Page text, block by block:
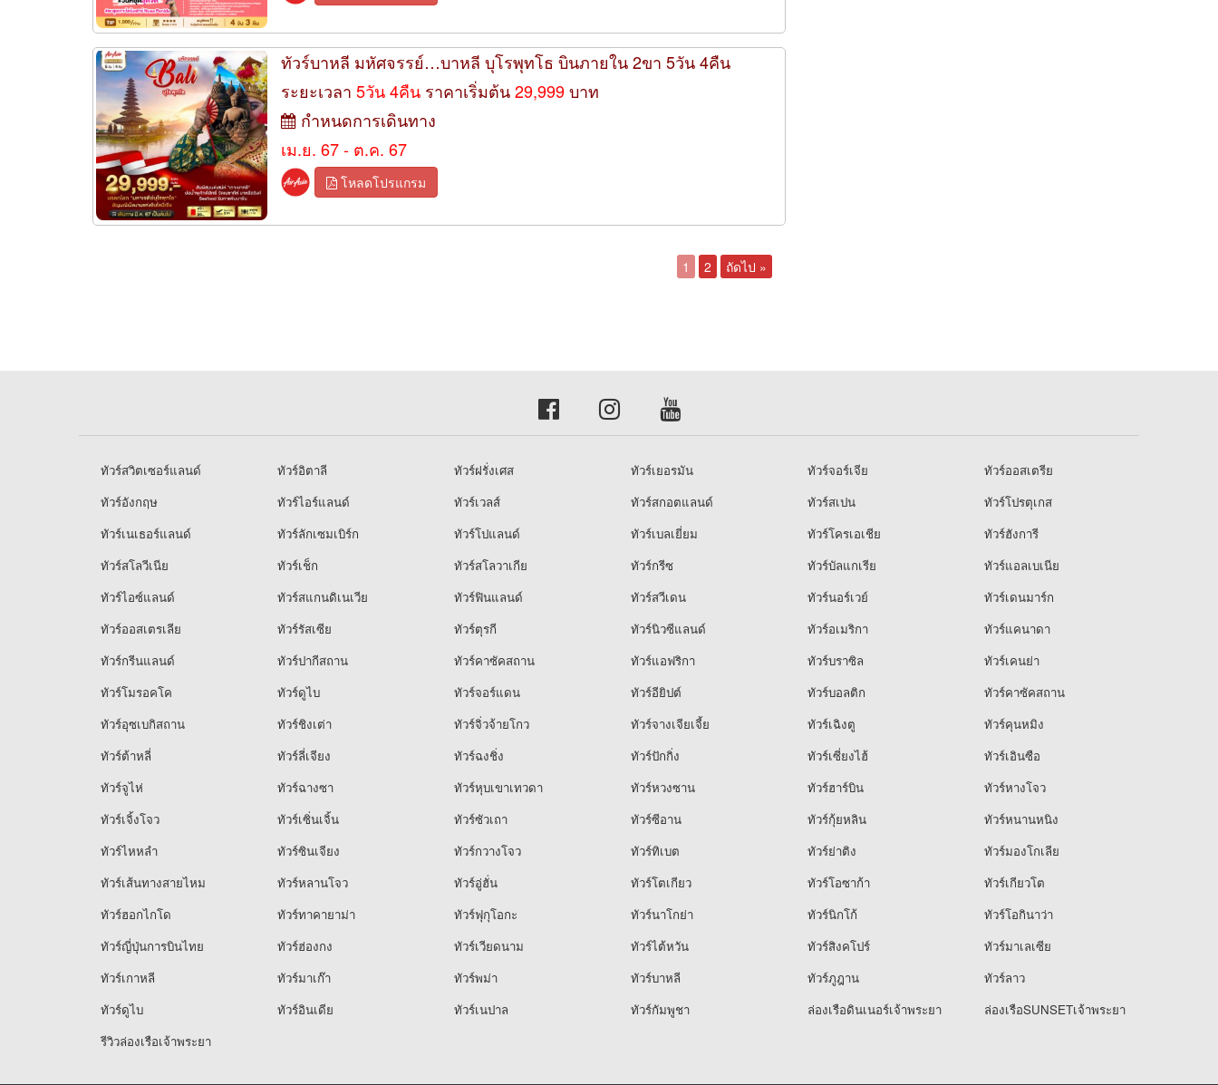
ทัวร์บาหลี มหัศจรรย์…บาหลี บุโรพุทโธ บินภายใน 2ขา 5วัน 4คืน
ระยะเวลา5วัน 4คืน ราคาเริ่มต้น29,999บาท
กำหนดการเดินทาง
เม.ย. 67 - ต.ค. 67
โหลดโปรแกรม
1 2 ถัดไป »
ทัวร์สวิตเซอร์แลนด์ ทัวร์อิตาลี ทัวร์ฝรั่งเศส ทัวร์เยอรมัน ทัวร์จอร์เจีย
ทัวร์ออสเตรีย
ทัวร์อังกฤษ
ทัวร์ไอร์แลนด์ ทัวร์เวลส์ ทัวร์สกอตแลนด์ ทัวร์สเปน
ทัวร์โปรตุเกส
ทัวร์เนเธอร์แลนด์
ทัวร์ลักเซมเบิร์ก ทัวร์โปแลนด์ ทัวร์เบลเยี่ยม ทัวร์โครเอเชีย
ทัวร์ฮังการี
ทัวร์สโลวีเนีย
ทัวร์เช็ก ทัวร์สโลวาเกีย ทัวร์กรีซ ทัวร์บัลแกเรีย
ทัวร์แอลเบเนีย
ทัวร์ไอซ์แลนด์
ทัวร์สแกนดิเนเวีย ทัวร์ฟินแลนด์ ทัวร์สวีเดน ทัวร์นอร์เวย์
ทัวร์เดนมาร์ก
ทัวร์ออสเตรเลีย
ทัวร์รัสเซีย ทัวร์ตุรกี ทัวร์นิวซีแลนด์ ทัวร์อเมริกา
ทัวร์แคนาดา
ทัวร์กรีนแลนด์
ทัวร์ปากีสถาน ทัวร์คาซัคสถาน ทัวร์แอฟริกา ทัวร์บราซิล
ทัวร์เคนย่า
ทัวร์โมรอคโค
ทัวร์ดูไบ ทัวร์จอร์แดน ทัวร์อียิปต์ ทัวร์บอลติก
ทัวร์คาซัคสถาน
ทัวร์อุซเบกิสถาน
ทัวร์ชิงเต่า ทัวร์จิ่วจ้ายโกว ทัวร์จางเจียเจี้ย ทัวร์เฉิงตู
ทัวร์คุนหมิง
ทัวร์ต้าหลี่
ทัวร์ลี่เจียง ทัวร์ฉงชิ่ง ทัวร์ปักกิ่ง ทัวร์เซี่ยงไฮ้
ทัวร์เอินซือ
ทัวร์จูไห่
ทัวร์ฉางซา ทัวร์หุบเขาเทวดา ทัวร์หวงซาน ทัวร์ฮาร์บิน
ทัวร์หางโจว
ทัวร์เจิ้งโจว
ทัวร์เซิ่นเจิ้น ทัวร์ซัวเถา ทัวร์ซีอาน ทัวร์กุ้ยหลิน
ทัวร์หนานหนิง
ทัวร์ไหหลำ
ทัวร์ซินเจียง ทัวร์กวางโจว ทัวร์ทิเบต ทัวร์ย่าติง
ทัวร์มองโกเลีย
ทัวร์เส้นทางสายไหม
ทัวร์หลานโจว ทัวร์อู่ฮั่น ทัวร์โตเกียว ทัวร์โอซาก้า
ทัวร์เกียวโต
ทัวร์ฮอกไกโด
ทัวร์ทาคายาม่า ทัวร์ฟุกุโอกะ ทัวร์นาโกย่า ทัวร์นิกโก้
ทัวร์โอกินาว่า
ทัวร์ญี่ปุ่นการบินไทย
ทัวร์ฮ่องกง ทัวร์เวียดนาม ทัวร์ไต้หวัน ทัวร์สิงคโปร์
ทัวร์มาเลเซีย
ทัวร์เกาหลี
ทัวร์มาเก๊า ทัวร์พม่า ทัวร์บาหลี ทัวร์ภูฎาน
ทัวร์ลาว
ทัวร์ดูไบ
ทัวร์อินเดีย ทัวร์เนปาล ทัวร์กัมพูชา ล่องเรือดินเนอร์เจ้าพระยา
ล่องเรือSUNSETเจ้าพระยา
รีวิวล่องเรือเจ้าพระยา